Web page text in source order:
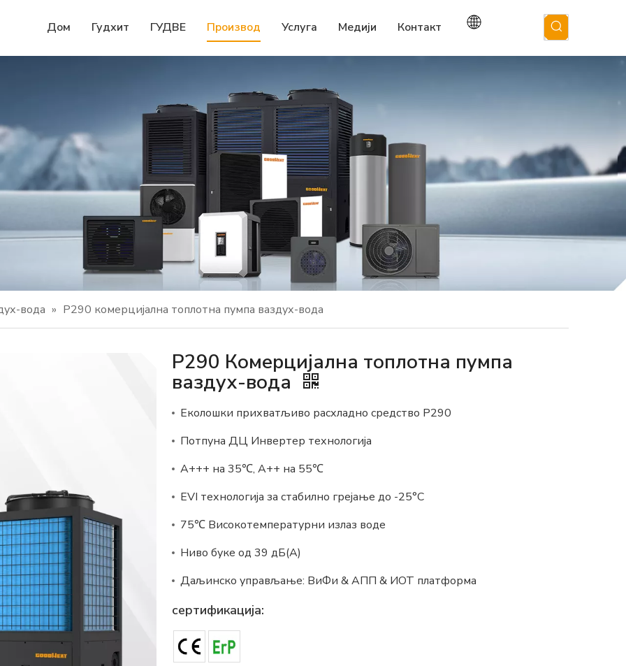
Дом Гудхит ГУДВЕ Производ Услуга Медији Контакт
вода » Р290 комерцијална топлотна пумпа ваздух-вода
Р290 Комерцијална топлотна пумпа
ваздух-вода
Еколошки прихватљиво расхладно средство Р290
Потпуна ДЦ Инвертер технологија
А+++ на 35℃, А++ на 55℃
EVI технологија за стабилно грејање до -25°C
75℃ Високотемпературни излаз воде
Ниво буке од 39 дБ(А)
Даљинско управљање: ВиФи & АПП & ИОТ платформа
сертификација: